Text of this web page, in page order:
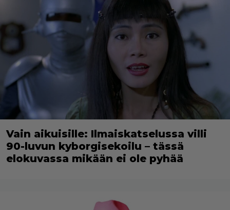
Vain aikuisille: Ilmaiskatselussa villi
90-luvun kyborgisekoilu – tässä
elokuvassa mikään ei ole pyhää